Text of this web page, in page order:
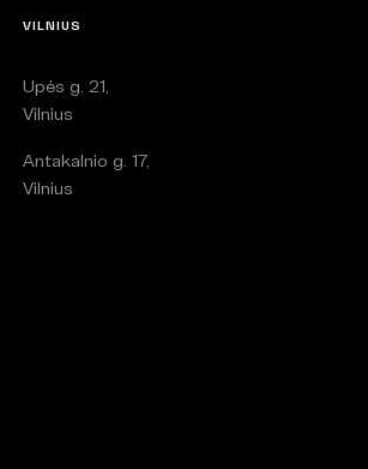
VILNIUS
Upės g. 21,
Vilnius
Antakalnio g. 17,
Vilnius